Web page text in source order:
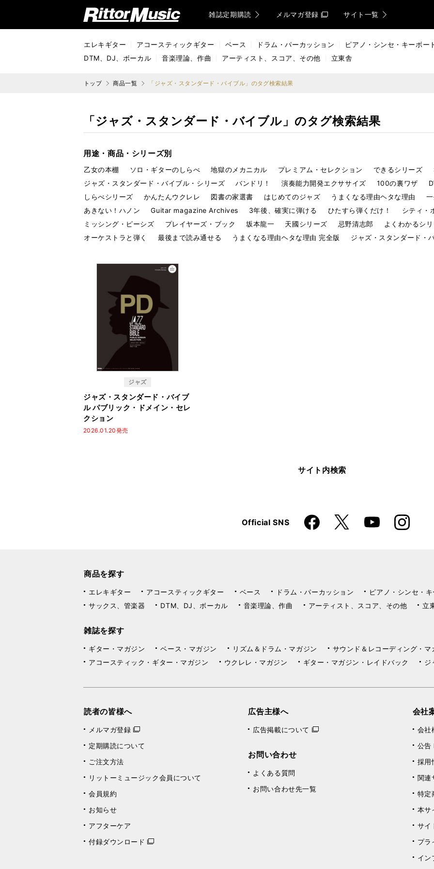
リットーミュージック (Rittor Music) 雑誌定期購読 メルマガ登録 サイト一覧
エレキギター アコースティックギター ベース ドラム・パーカッション ピアノ・シンセ・キーボー
DTM、DJ、ボーカル
音楽理論、作曲 アーティスト、スコア、その他 立東舎
トップ 商品一覧 「ジャズ・スタンダード・バイブル」のタグ検索結果
「ジャズ・スタンダード・バイブル」のタグ検索結果
用途・商品・シリーズ別
乙女の本棚 ソロ・ギターのしらべ 地獄のメカニカル プレミアム・セレクション できるシリーズ
ジャズ・スタンダード・バイブル・シリーズ
バンドリ！ 演奏能力開発エクササイズ 100の裏ワザ
しらべシリーズ
かんたんウクレレ 図書の家選書 はじめてのジャズ うまくなる理由ヘタな理由
あきない！ハノン
Guitar magazine Archives 3年後、確実に弾ける ひたすら弾くだけ！ シティ・
ミッシング・ピーシズ
プレイヤーズ・ブック 坂本龍一 天國シリーズ 忌野清志郎 よくわかるシ
オーケストラと弾く
最後まで読み通せる うまくなる理由ヘタな理由 完全版 ジャズ・スタンダード・
ジャズ
ジャズ・スタンダード・バイブ
ル パブリック・ドメイン・セレ
クション
2026.01.20発売
サイト内検索
Official SNSFaceboo
k
X YouTube Instagra
m
商品を探す
エレキギター アコースティックギター ベース ドラム・パーカッション ピアノ・シンセ・キ
サックス、管楽器
DTM、DJ、ボーカル 音楽理論、作曲 アーティスト、スコア、その他 立
雑誌を探す
ギター・マガジン ベース・マガジン リズム＆ドラム・マガジン
サウンド＆レコーディング・マ
アコースティック・ギター・マガジン
ウクレレ・マガジン ギター・マガジン・レイドバック ジ
読者の皆様へ
メルマガ登録
定期購読について
ご注文方法
リットーミュージック会員について
会員規約
お知らせ
アフターケア
付録ダウンロード
広告主様へ
広告掲載について
お問い合わせ
よくある質問
お問い合わせ先一覧
会社
会社
公告
採用
関連
特定
本サ
サイ
プラ
イン